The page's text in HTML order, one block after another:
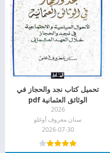
تحميل كتاب نجد والحجاز في
الوثائق العثمانية pdf
2026
سنان معروف أوغلو
2026-07-30